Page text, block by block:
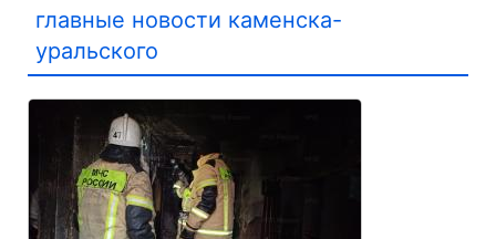
главные новости каменска-
уральского